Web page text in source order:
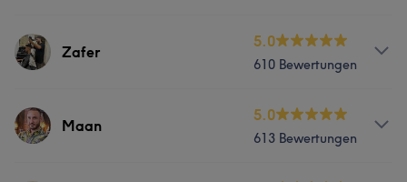
Portfolio
Services
Zafer
5.0
610 Bewertungen
Services
Maan
5.0
613 Bewertungen